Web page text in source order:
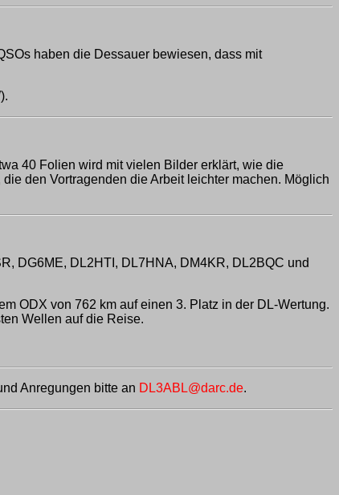
haben die Dessauer bewiesen, dass mit
40 Folien wird mit vielen Bilder erklärt, wie die
den Vortragenden die Arbeit leichter machen. Möglich
DG6ME, DL2HTI, DL7HNA, DM4KR, DL2BQC und
ODX von 762 km auf einen 3. Platz in der DL-Wertung.
Wellen auf die Reise.
Anregungen bitte an DL3ABL@darc.de.